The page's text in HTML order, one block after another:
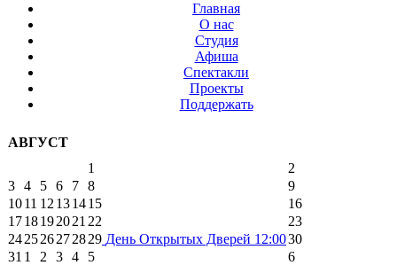
Главная
О нас
Студия
Афиша
Спектакли
Проекты
Поддержать
АВГУСТ
1
2
3 4 5 6 7 8
9
1011 12 131415
16
1718192021 22
23
242526272829 День Открытых Дверей 12:0030
31 1 2 3 4 5
6